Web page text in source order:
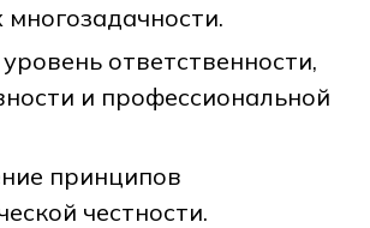
многозадачности.
ответственности,
и профессиональной
принципов
честности.